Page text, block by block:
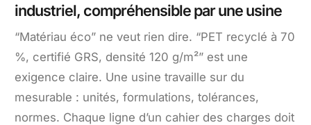
industriel, compréhensible par une usine
“Matériau éco” ne veut rien dire. “PET recyclé à 70
%, certifié GRS, densité 120 g/m²” est une
exigence claire. Une usine travaille sur du
mesurable : unités, formulations, tolérances,
normes. Chaque ligne d’un cahier des charges doit